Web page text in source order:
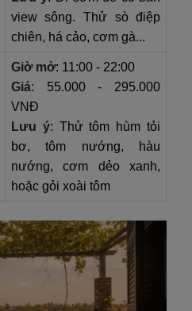
view sông. Thử sò điệp
chiên, há cảo, cơm gà...
Giờ mở: 11:00 - 22:00
Giá: 55.000 - 295.000
VNĐ
Lưu ý: Thử tôm hùm tỏi
bơ, tôm nướng, hàu
nướng, cơm dẻo xanh,
hoặc gỏi xoài tôm